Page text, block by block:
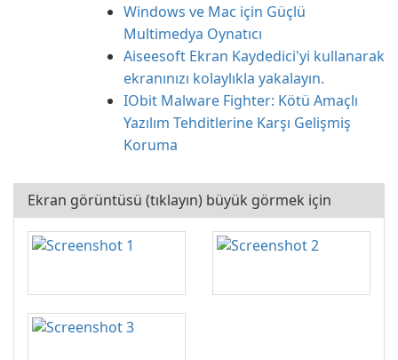
Windows ve Mac için Güçlü
Multimedya Oynatıcı
Aiseesoft Ekran Kaydedici'yi kullanarak
ekranınızı kolaylıkla yakalayın.
IObit Malware Fighter: Kötü Amaçlı
Yazılım Tehditlerine Karşı Gelişmiş
Koruma
Ekran görüntüsü (tıklayın) büyük görmek için